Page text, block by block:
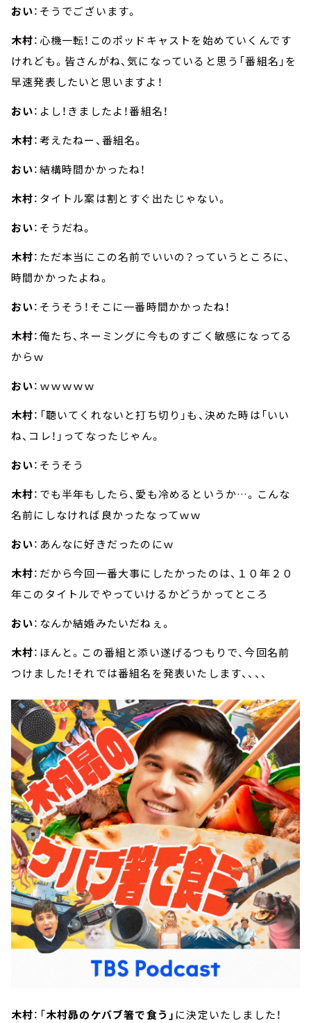
おい：そうでございます。
木村：心機一転！このポッドキャストを始めていくんです
けれども。皆さんがね、気になっていると思う「番組名」を
早速発表したいと思いますよ！
おい：よし！きましたよ！番組名！
木村：考えたねー、番組名。
おい：結構時間かかったね！
木村：タイトル案は割とすぐ出たじゃない。
おい：そうだね。
木村：ただ本当にこの名前でいいの？っていうところに、
時間かかったよね。
おい：そうそう！そこに一番時間かかったね！
木村：俺たち、ネーミングに今ものすごく敏感になってる
からｗ
おい：ｗｗｗｗｗ
木村：「聴いてくれないと打ち切り」も、決めた時は「いい
ね、コレ！」ってなったじゃん。
おい：そうそう
木村：でも半年もしたら、愛も冷めるというか…。こんな
名前にしなければ良かったなってｗｗ
おい：あんなに好きだったのにｗ
木村：だから今回一番大事にしたかったのは、１０年２０
年このタイトルでやっていけるかどうかってところ
おい：なんか結婚みたいだねぇ。
木村：ほんと。この番組と添い遂げるつもりで、今回名前
つけました！それでは番組名を発表いたします、、、、
木村：「木村昴のケバブ箸で食う」 に決定いたしました！